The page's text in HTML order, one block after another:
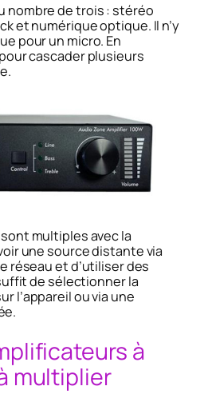
nombre de trois : stéréo
et numérique optique. Il n’y
pour un micro. En
cascader plusieurs
multiples avec la
une source distante via
réseau et d’utiliser des
de sélectionner la
l’appareil ou via une
à
multiplier